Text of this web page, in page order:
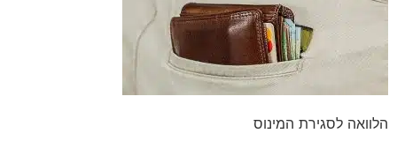
הלוואה לסגירת המינוס